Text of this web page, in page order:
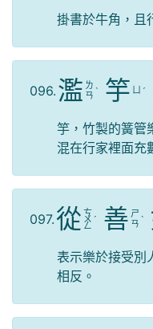
掛書於牛角，且
096. 濫 ㄌ
ㄢ ˋ 竽 ˊ
竽，竹製的簧管
混在行家裡面充
097.從 ㄘ
ㄨ
ㄥ
ˊ 善 ㄕ
ㄢ ˋ
表示樂於接受別
相反。